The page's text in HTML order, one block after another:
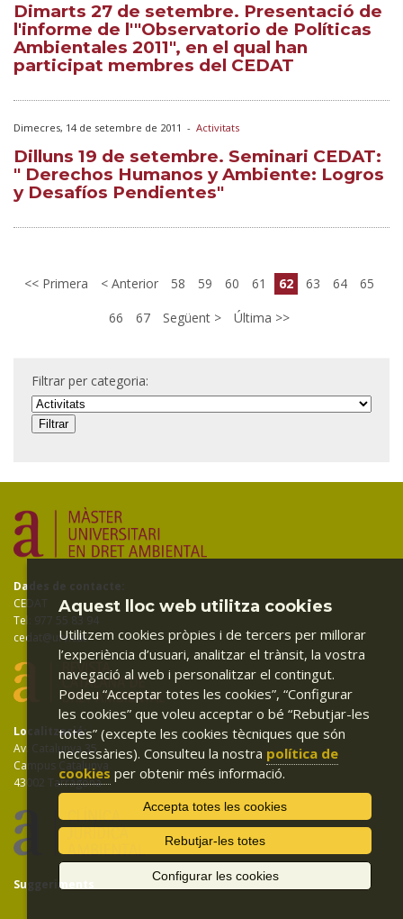
Dimarts 27 de setembre. Presentació de
l'informe de l'"Observatorio de Políticas
Ambientales 2011", en el qual han
participat membres del CEDAT
Dimecres, 14 de setembre de 2011 - Activitats
Dilluns 19 de setembre. Seminari CEDAT:
" Derechos Humanos y Ambiente: Logros
y Desafíos Pendientes"
Primera Anterior 58 59 60 61 62 63 64
65
66
67 Següent Última
Filtrar per categoria:
Dades de contacte:
CEDAT
Tel: 977 55 83 94
cedat@urv.cat
Localització:
Av. Catalunya 35
Campus Catalunya
43002 Tarragona
Suggeriments
Aquest lloc web utilitza cookies
Utilitzem cookies pròpies i de tercers per millorar
l’experiència d’usuari, analitzar el trànsit, la vostra
navegació al web i personalitzar el contingut.
Podeu “Acceptar totes les cookies”, “Configurar
les cookies” que voleu acceptar o bé “Rebutjar-les
totes” (excepte les cookies tècniques que són
necessàries). Consulteu la nostra política de
cookies per obtenir més informació.
Accepta totes les cookies
Rebutjar-les totes
Configurar les cookies